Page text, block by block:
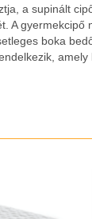
a supinált
A
boka
amely